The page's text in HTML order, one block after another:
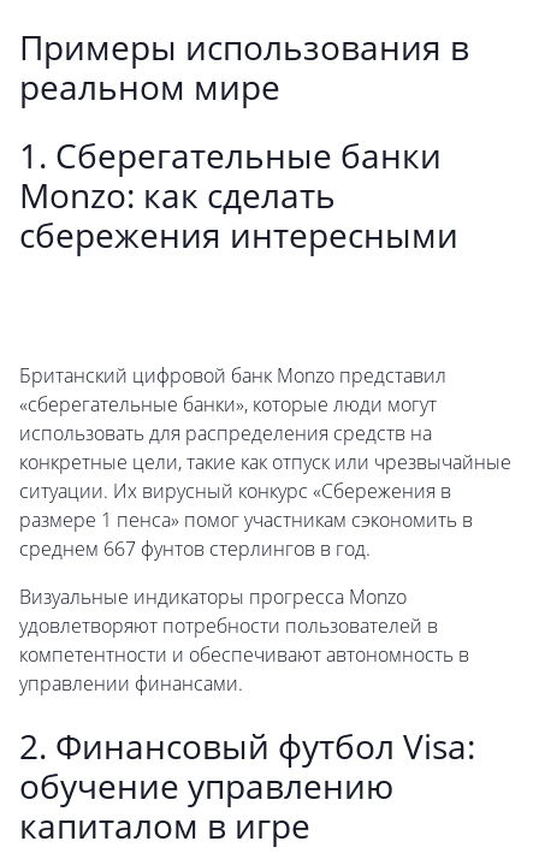
Примеры использования в
реальном мире
1. Сберегательные банки
Monzo: как сделать
сбережения интересными
Британский цифровой банк Monzo представил
«сберегательные банки», которые люди могут
использовать для распределения средств на
конкретные цели, такие как отпуск или чрезвычайные
ситуации. Их вирусный конкурс «Сбережения в
размере 1 пенса» помог участникам сэкономить в
среднем 667 фунтов стерлингов в год.
Визуальные индикаторы прогресса Monzo
удовлетворяют потребности пользователей в
компетентности и обеспечивают автономность в
управлении финансами.
2. Финансовый футбол Visa:
обучение управлению
капиталом в игре